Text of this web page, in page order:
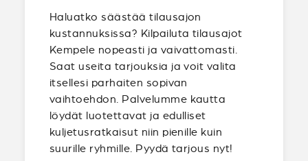
Haluatko säästää tilausajon
kustannuksissa? Kilpailuta tilausajot
Kempele nopeasti ja vaivattomasti.
Saat useita tarjouksia ja voit valita
itsellesi parhaiten sopivan
vaihtoehdon. Palvelumme kautta
löydät luotettavat ja edulliset
kuljetusratkaisut niin pienille kuin
suurille ryhmille. Pyydä tarjous nyt!